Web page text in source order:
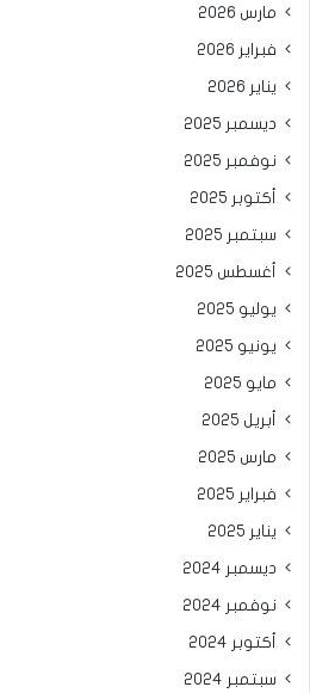
مارس 2026
فبراير 2026
يناير 2026
ديسمبر 2025
نوفمبر 2025
أكتوبر 2025
سبتمبر 2025
أغسطس 2025
يوليو 2025
يونيو 2025
مايو 2025
أبريل 2025
مارس 2025
فبراير 2025
يناير 2025
ديسمبر 2024
نوفمبر 2024
أكتوبر 2024
سبتمبر 2024